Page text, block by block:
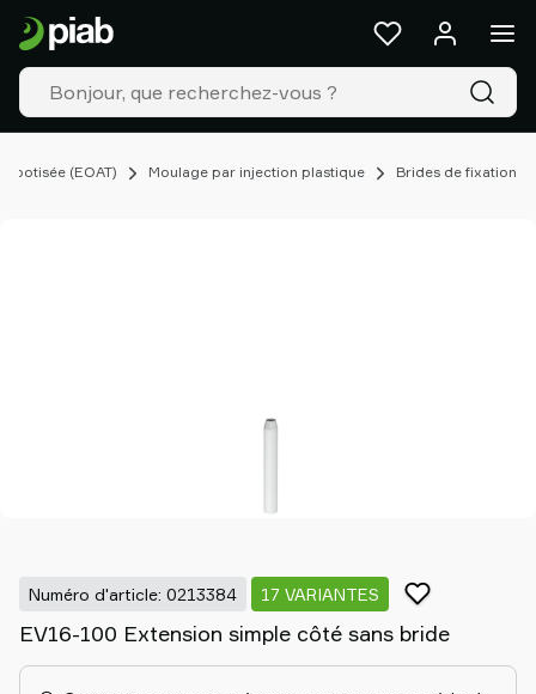
(EOAT) Moulage par injection plastique Brides de fixation
Numéro d'article: 0213384 17 VARIANTES
EV16-100 Extension simple côté sans bride
Produits
&
Solutions
Industries
Nos
Ressources
shop